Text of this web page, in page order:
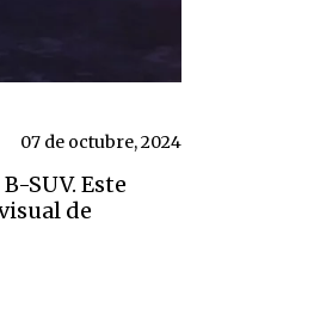
07 de octubre, 2024
SUV. Este
de